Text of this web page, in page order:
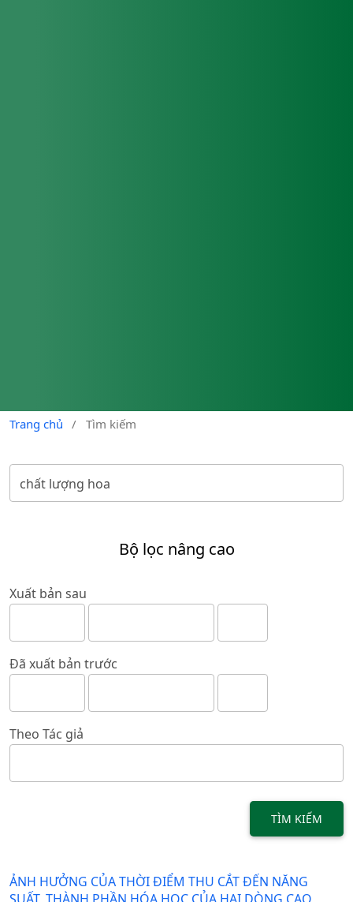
Trang chủ / Tìm kiếm
Bộ lọc nâng cao
Xuất bản sau
Đã xuất bản trước
Theo Tác giả
TÌM KIẾM
ẢNH HƯỞNG CỦA THỜI ĐIỂM THU CẮT ĐẾN NĂNG